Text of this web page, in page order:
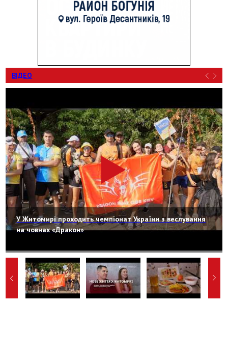
ВІДЕО
У Житомирі проходить чемпіонат України з веслування
на човнах «Дракон»